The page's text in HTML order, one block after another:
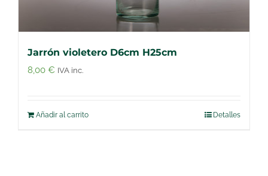
Jarrón violetero D6cm H25cm
8,00 € IVA inc.
Añadir al carrito Detalles